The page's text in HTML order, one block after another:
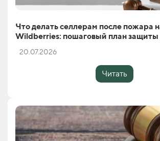
Что делать селлерам после пожара
Wildberries: пошаговый план защиты
20.07.2026
Читать